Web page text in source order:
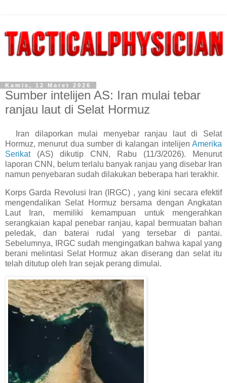
Kamis, 12 Maret 2026
Sumber intelijen AS: Iran mulai tebar
ranjau laut di Selat Hormuz
Iran dilaporkan mulai menyebar ranjau laut di Selat
Hormuz, menurut dua sumber di kalangan intelijen Amerika
Serikat(AS) dikutip CNN, Rabu (11/3/2026). Menurut
laporan CNN, belum terlalu banyak ranjau yang disebar Iran
namun penyebaran sudah dilakukan beberapa hari terakhir.
Korps Garda Revolusi Iran (IRGC) , yang kini secara efektif
mengendalikan Selat Hormuz bersama dengan Angkatan
Laut Iran, memiliki kemampuan untuk mengerahkan
serangkaian kapal penebar ranjau, kapal bermuatan bahan
peledak, dan baterai rudal yang tersebar di pantai.
Sebelumnya, IRGC sudah mengingatkan bahwa kapal yang
berani melintasi Selat Hormuz akan diserang dan selat itu
telah ditutup oleh Iran sejak perang dimulai.